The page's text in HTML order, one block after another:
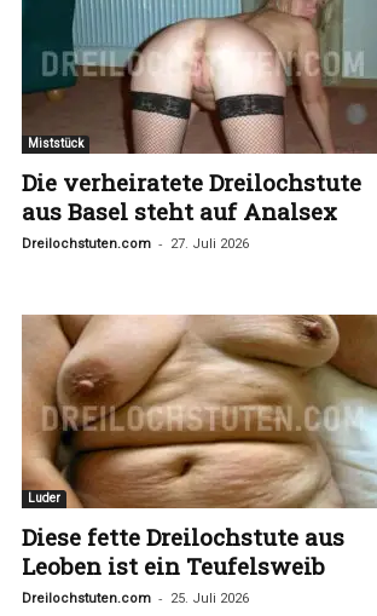
Miststück
Die verheiratete Dreilochstute
aus Basel steht auf Analsex
Dreilochstuten.com - 27. Juli 2026
Luder
Diese fette Dreilochstute aus
Leoben ist ein Teufelsweib
Dreilochstuten.com - 25. Juli 2026